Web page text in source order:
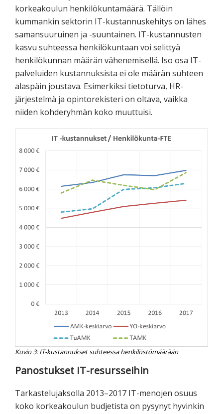
korkeakoulun henkilökuntamäärä. Tällöin
kummankin sektorin IT-kustannuskehitys on lähes
samansuuruinen ja -suuntainen. IT-kustannusten
kasvu suhteessa henkilökuntaan voi selittyä
henkilökunnan määrän vähenemisellä. Iso osa IT-
palveluiden kustannuksista ei ole määrän suhteen
alaspäin joustava. Esimerkiksi tietoturva, HR-
järjestelmä ja opintorekisteri on oltava, vaikka
niiden kohderyhmän koko muuttuisi.
Kuvio 3: IT-kustannukset suhteessa henkilöstömäärään
Panostukset IT-resursseihin
Tarkastelujaksolla 2013–2017 IT-menojen osuus
koko korkeakoulun budjetista on pysynyt hyvinkin